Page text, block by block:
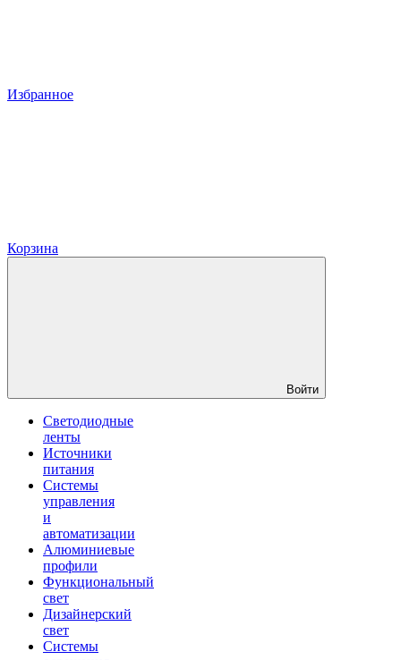
Избранное
Корзина
Войти
Светодиодные
ленты
Источники
питания
Системы
управления
и
автоматизации
Алюминиевые
профили
Функциональный
свет
Дизайнерский
свет
Системы